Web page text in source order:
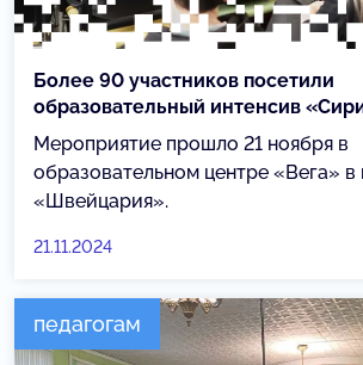
Более 90 участников посетили
образовательный интенсив
Мероприятие прошло 21 ноября в
образовательном центре «Вега» в
«Швейцария».
21.11.2024
педагогам